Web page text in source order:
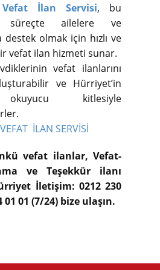
İlan Servisi, bu
süreçte ailelere ve
destek olmak için hızlı ve
vefat ilan hizmeti sunar.
vefat ilanlarını
ve Hürriyet’in
kitlesiyle
İLAN SERVİSİ
vefat ilanlar, Vefat-
ve Teşekkür ilanı
İletişim: 0212 230
01 01 (7/24) bize ulaşın.